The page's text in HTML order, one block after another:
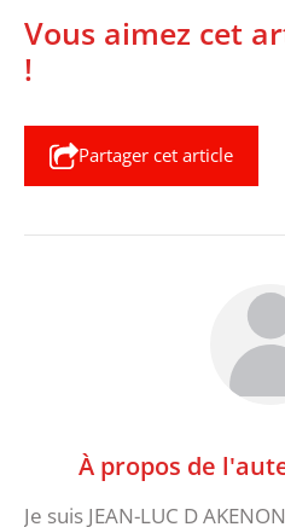
Vous aimez cet
!
Partager cet article
À propos de
Je suis JEAN-LUC D